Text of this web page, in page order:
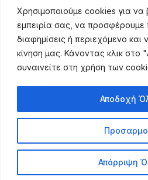
Χρησιμοποιούμε cookies για να
εμπειρία σας, να προσφέρουμε
διαφημίσεις ή περιεχόμενο
κίνηση μας. Κάνοντας κλικ στο
συναινείτε στη χρήση των
Απόρριψη
Αποδοχή
Ρόδου 133, Αθήνα 10443
(+30) 211 725 5427
sales@lightingexpert.gr
Χρήσιμες Σελίδες
Προϊόντα
Τρόποι Αποστολής